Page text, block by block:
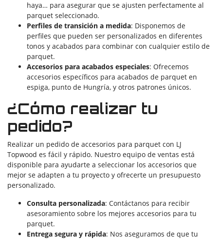
haya… para asegurar que se ajusten perfectamente al
parquet seleccionado.
Perfiles de transición a medida: Disponemos de
perfiles que pueden ser personalizados en diferentes
tonos y acabados para combinar con cualquier estilo de
parquet.
Accesorios para acabados especiales: Ofrecemos
accesorios específicos para acabados de parquet en
espiga, punto de Hungría, y otros patrones únicos.
¿Cómo realizar tu
pedido?
Realizar un pedido de accesorios para parquet con LJ
Topwood es fácil y rápido. Nuestro equipo de ventas está
disponible para ayudarte a seleccionar los accesorios que
mejor se adapten a tu proyecto y ofrecerte un presupuesto
personalizado.
Consulta personalizada: Contáctanos para recibir
asesoramiento sobre los mejores accesorios para tu
parquet.
Entrega segura y rápida: Nos aseguramos de que tu